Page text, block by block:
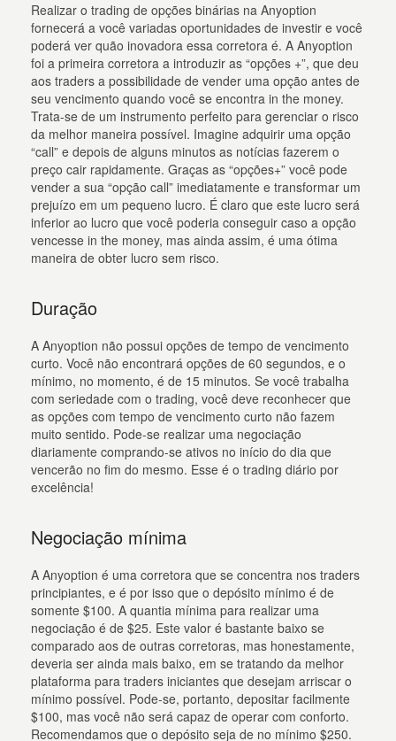
Realizar o trading de opções binárias na Anyoption
fornecerá a você variadas oportunidades de investir e você
poderá ver quão inovadora essa corretora é. A Anyoption
foi a primeira corretora a introduzir as “opções +”, que deu
aos traders a possibilidade de vender uma opção antes de
seu vencimento quando você se encontra in the money.
Trata-se de um instrumento perfeito para gerenciar o risco
da melhor maneira possível. Imagine adquirir uma opção
“call” e depois de alguns minutos as notícias fazerem o
preço cair rapidamente. Graças as “opções+” você pode
vender a sua “opção call” imediatamente e transformar um
prejuízo em um pequeno lucro. É claro que este lucro será
inferior ao lucro que você poderia conseguir caso a opção
vencesse in the money, mas ainda assim, é uma ótima
maneira de obter lucro sem risco.
Duração
A Anyoption não possui opções de tempo de vencimento
curto. Você não encontrará opções de 60 segundos, e o
mínimo, no momento, é de 15 minutos. Se você trabalha
com seriedade com o trading, você deve reconhecer que
as opções com tempo de vencimento curto não fazem
muito sentido. Pode-se realizar uma negociação
diariamente comprando-se ativos no início do dia que
vencerão no fim do mesmo. Esse é o trading diário por
excelência!
Negociação mínima
A Anyoption é uma corretora que se concentra nos traders
principiantes, e é por isso que o depósito mínimo é de
somente $100. A quantia mínima para realizar uma
negociação é de $25. Este valor é bastante baixo se
comparado aos de outras corretoras, mas honestamente,
deveria ser ainda mais baixo, em se tratando da melhor
plataforma para traders iniciantes que desejam arriscar o
mínimo possível. Pode-se, portanto, depositar facilmente
$100, mas você não será capaz de operar com conforto.
Recomendamos que o depósito seja de no mínimo $250.